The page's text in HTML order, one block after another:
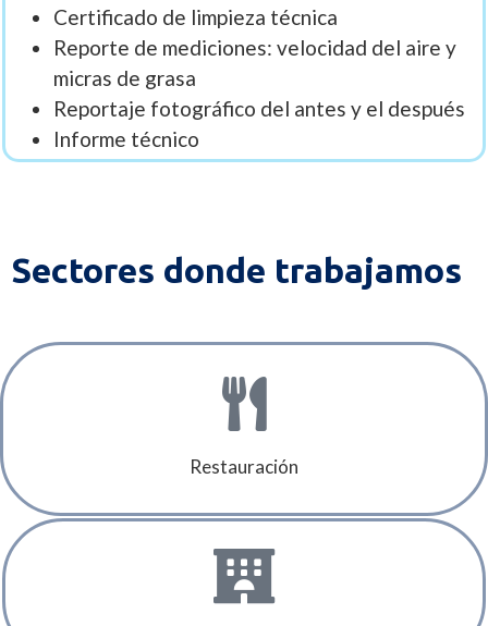
Certificado de limpieza técnica
Reporte de mediciones: velocidad del aire y
micras de grasa
Reportaje fotográfico del antes y el después
Informe técnico
Sectores donde trabajamos
Restauración